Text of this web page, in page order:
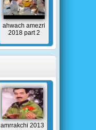
ahwach amezri
2018 part 2
amrrakchi 2013